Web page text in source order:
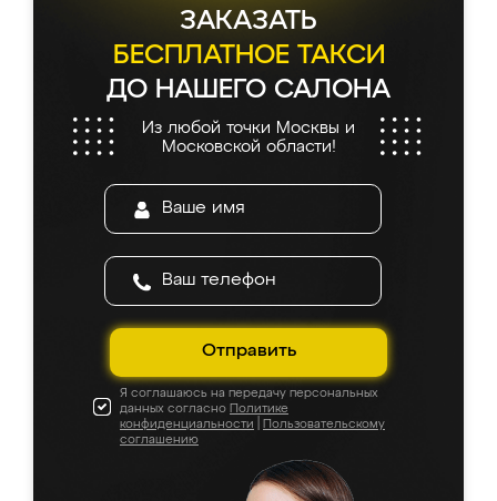
ЗАКАЗАТЬ
БЕСПЛАТНОЕ ТАКСИ
ДО НАШЕГО САЛОНА
Из любой точки Москвы и
Московской области!
Отправить
Я соглашаюсь на передачу персональных
данных согласно Политике
конфиденциальности
Пользовательскому
соглашению